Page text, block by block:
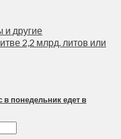
и другие
2,2 млрд. литов или
понедельник едет в